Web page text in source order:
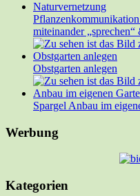
miteinander
Obstgarten anlegen
Spargel Anbau im
Werbung
Kategorien